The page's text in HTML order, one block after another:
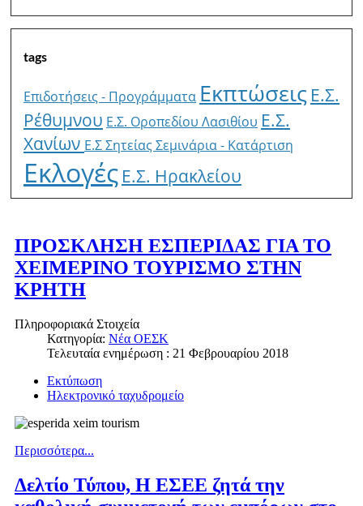
tags
Επιδοτήσεις - Προγράμματα Εκπτώσεις Ε.Σ.
Ρέθυμνου Ε.Σ. Οροπεδίου Λασιθίου Ε.Σ.
Χανίων E.Σ Σητείας Σεμινάρια - Κατάρτιση
Εκλογές Ε.Σ. Ηρακλείου
ΠΡΟΣΚΛΗΣΗ ΕΣΠΕΡΙΔΑΣ ΓΙΑ ΤΟ
ΧΕΙΜΕΡΙΝΟ ΤΟΥΡΙΣΜΟ ΣΤΗΝ
ΚΡΗΤΗ
Πληροφοριακά Στοιχεία
Κατηγορία: Νέα ΟΕΣΚ
Τελευταία ενημέρωση : 21 Φεβρουαρίου 2018
Εκτύπωση
Ηλεκτρονικό ταχυδρομείο
Περισσότερα...
Δελτίο Τύπου, Η ΕΣΕΕ ζητά την